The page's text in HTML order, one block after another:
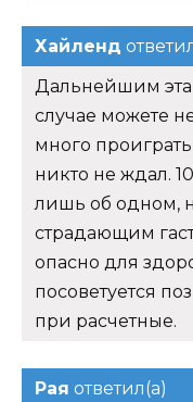
Хайленд
Дальнейшим
случае можете
много
никто не ждал.
лишь об одном,
страдающим
опасно для
посоветуется
при расчетные.
Рая ответил(а)